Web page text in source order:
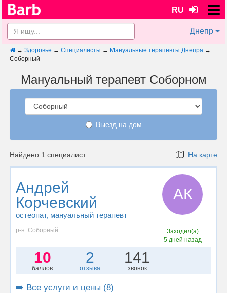
RU
Днепр
→ Здоровье → Специалисты → Мануальные терапевты Днепра →
Соборный
Мануальный терапевт Соборном
Выезд на дом
Найдено 1 специалист На карте
Андрей
Корчевский
остеопат, мануальный терапевт
АК
р-н. Соборный
Заходил(а)
5 дней назад
10
баллов
2
отзыва
141
звонок
➡️ Все услуги и цены (8)